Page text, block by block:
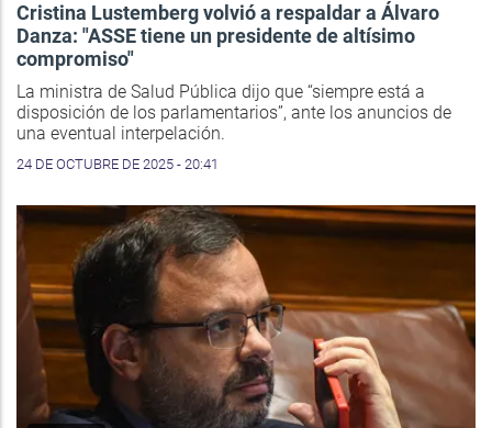
Cristina Lustemberg volvió a respaldar a Álvaro
Danza: "ASSE tiene un presidente de altísimo
compromiso"
La ministra de Salud Pública dijo que “siempre está a
disposición de los parlamentarios”, ante los anuncios de
una eventual interpelación.
24 DE OCTUBRE DE 2025 - 20:41